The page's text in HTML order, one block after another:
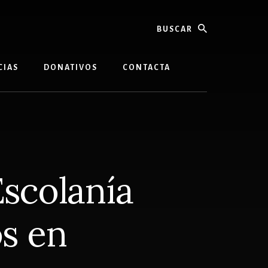
DONATIVOS CONTACTA
en